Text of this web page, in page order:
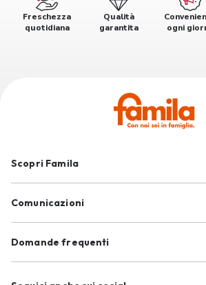
Freschezza
quotidiana
Qualità
garantita
ogni
Scopri Famila
Comunicazioni
Domande frequenti